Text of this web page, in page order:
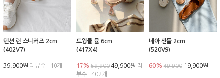
텐션 런 스니커즈 2cm
(402V7)
39,900원 리뷰수 : 10개
트윙클 뮬 6cm
(417X4)
17% 59,90049,900원 리
뷰수 : 402개
네아 샌들 2cm
(520V9)
60% 49,90019,900원